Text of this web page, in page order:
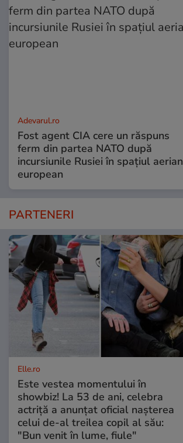
Adevarul.ro
Fost agent CIA cere un răspuns
ferm din partea NATO după
incursiunile Rusiei în spațiul aerian
european
PARTENERI
Elle.ro
Este vestea momentului în
showbiz! La 53 de ani, celebra
actriță a anunțat oficial nașterea
celui de-al treilea copil al său:
"Bun venit în lume, fiule"